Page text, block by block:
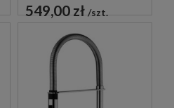
549,00 zł szt.